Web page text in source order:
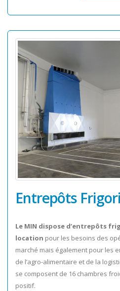
Entrepôts
Le MIN dispose d’entrepôts
location pour les besoins des
marché mais également pour les
de l’agro-alimentaire et de la
se composent de 16 chambres
positif.